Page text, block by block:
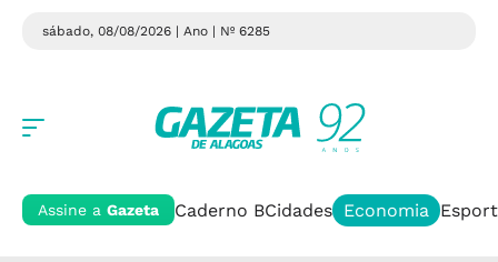
sábado, 08/08/2026 | Ano | Nº 6285
Assine a Gazeta Caderno BCidades Economia